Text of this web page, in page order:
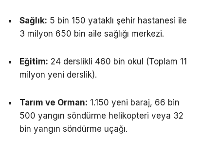
Sağlık: 5 bin 150 yataklı şehir hastanesi ile
3 milyon 650 bin aile sağlığı merkezi.
Eğitim: 24 derslikli 460 bin okul (Toplam 11
milyon yeni derslik).
Tarım ve Orman: 1.150 yeni baraj, 66 bin
500 yangın söndürme helikopteri veya 32
bin yangın söndürme uçağı.